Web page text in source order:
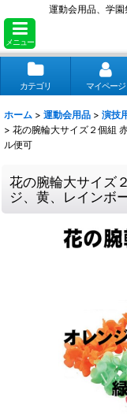
運動会用品、学
メニュー
カテゴリ マイページ
ホーム > 運動会用品 > 演技
> 花の腕輪大サイズ２個組
ル便可
花の腕輪大サイズ
ジ、黄、レインボ